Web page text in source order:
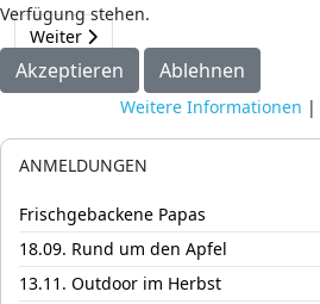
Nächster Beitrag: 26.09.
Weiter
ANMELDUNGEN
Frischgebackene Papas
18.09. Rund um den Apfel
13.11. Outdoor im Herbst
Verfügung stehen.
Akzeptieren Ablehnen
Weitere Informationen |